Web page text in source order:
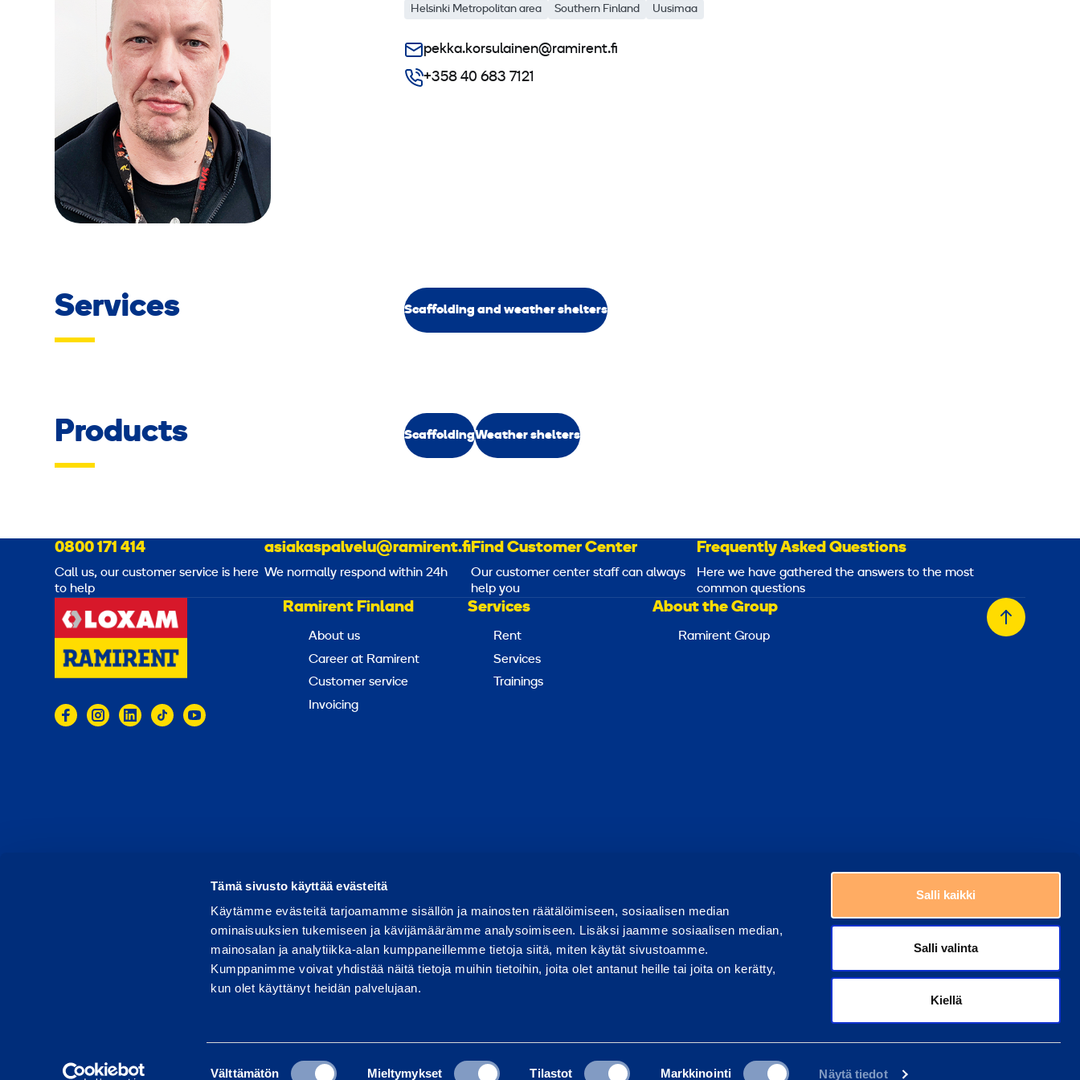
Tämä sivusto käyttää evästeitä
Käytämme evästeitä tarjoamamme sisällön ja mainosten räätälöimiseen, sosiaalisen median
ominaisuuksien tukemiseen ja kävijämäärämme analysoimiseen. Lisäksi jaamme sosiaalisen median,
mainosalan ja analytiikka-alan kumppaneillemme tietoja siitä, miten käytät sivustoamme.
Kumppanimme voivat yhdistää näitä tietoja muihin tietoihin, joita olet antanut heille tai joita on kerätty,
kun olet käyttänyt heidän palvelujaan.
Välttämätön Mieltymykset Tilastot Markkinointi Näytä tiedot
Salli kaikki
Salli valinta
Kiellä
Helsinki Metropolitan area Southern Finland Uusimaa
pekka.korsulainen@ramirent.fi
+358 40 683 7121
Services Scaffolding and weather shelters
Products ScaffoldingWeather shelters
0800 171 414
Call us, our customer service is here
to help
asiakaspalvelu@ramirent.fi
We normally respond within 24h
Find Customer Center
Our customer center staff can always
help you
Frequently Asked Questions
Here we have gathered the answers to the most
common questions
Ramirent Finland
About us
Career at Ramirent
Customer service
Invoicing
Services
Rent
Services
Trainings
About the Group
Ramirent Group
Back
Terms of use Privacy notice Report abuse